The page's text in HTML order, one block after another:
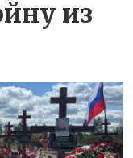
из